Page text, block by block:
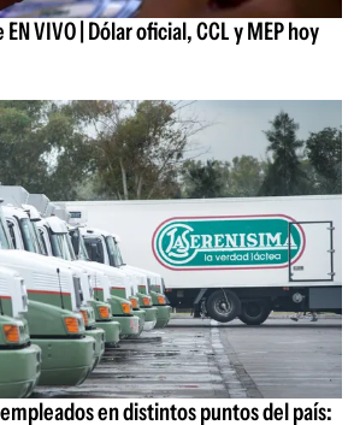
VIVO | Dólar oficial, CCL y MEP hoy
en distintos puntos del país: